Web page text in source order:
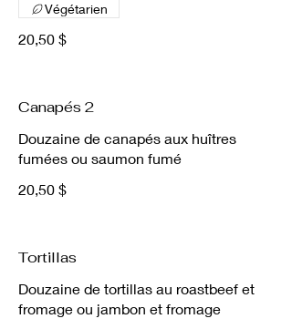
20,50 $
Végétarien
Canapés 2
Douzaine de canapés aux huîtres
fumées ou saumon fumé
20,50 $
Tortillas
Douzaine de tortillas au roastbeef et
fromage ou jambon et fromage